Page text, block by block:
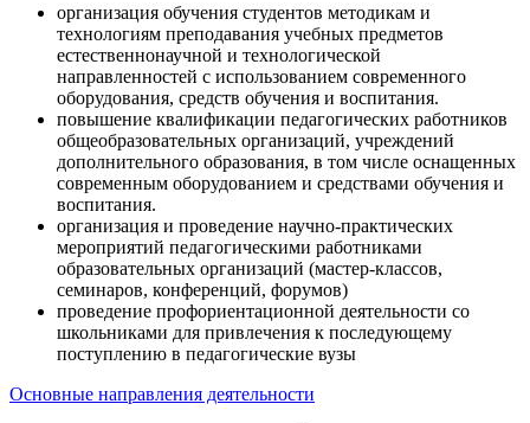
организация обучения студентов методикам и
технологиям преподавания учебных предметов
естественнонаучной и технологической
направленностей с использованием современного
оборудования, средств обучения и воспитания.
повышение квалификации педагогических работников
общеобразовательных организаций, учреждений
дополнительного образования, в том числе оснащенных
современным оборудованием и средствами обучения и
воспитания.
организация и проведение научно-практических
мероприятий педагогическими работниками
образовательных организаций (мастер-классов,
семинаров, конференций, форумов)
проведение профориентационной деятельности со
школьниками для привлечения к последующему
поступлению в педагогические вузы
Основные направления деятельности